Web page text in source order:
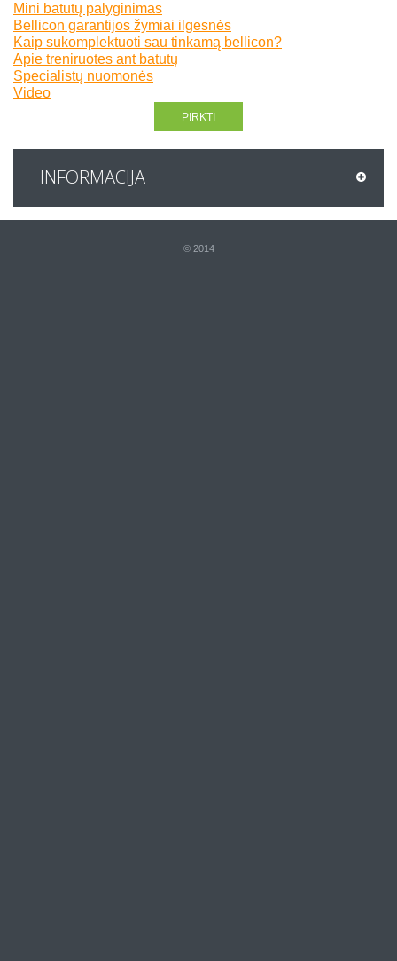
Mini batutų palyginimas
Bellicon garantijos žymiai ilgesnės
Kaip sukomplektuoti sau tinkamą bellicon?
Apie treniruotes ant batutų
Specialistų nuomonės
Video
PIRKTI
INFORMACIJA
© 2014